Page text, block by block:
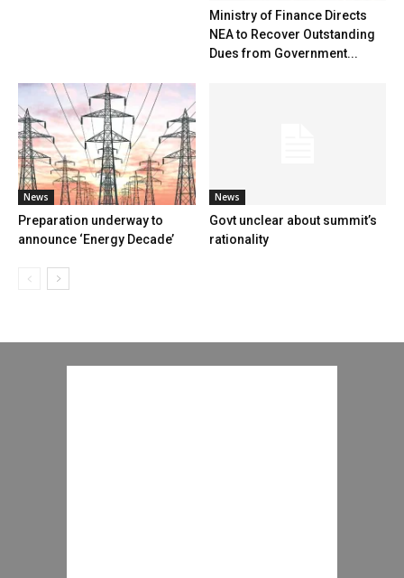
Ministry of Finance Directs
NEA to Recover Outstanding
Dues from Government...
News
Preparation underway to
announce ‘Energy Decade’
News
Govt unclear about summit’s
rationality